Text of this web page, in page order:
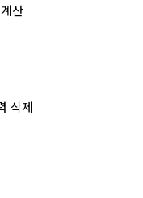
산
삭제